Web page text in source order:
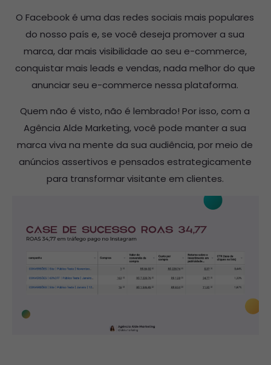
O Facebook é uma das redes sociais mais populares
do nosso país e, se você deseja promover a sua
marca, dar mais visibilidade ao seu e-commerce,
conquistar mais leads e vendas, nada melhor do que
anunciar seu e-commerce nessa plataforma.
Quem não é visto, não é lembrado! Por isso, com a
Agência Alde Marketing, você pode manter a sua
marca viva na mente da sua audiência, por meio de
anúncios assertivos e pensados estrategicamente
para transformar visitante em clientes.